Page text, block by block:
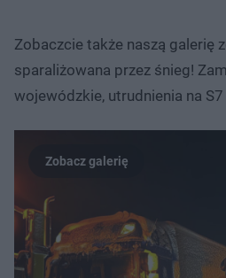
Zobaczcie także naszą galerię
sparaliżowana przez śnieg!
wojewódzkie, utrudnienia na